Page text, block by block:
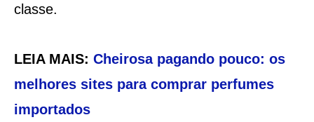
classe.
LEIA MAIS: Cheirosa pagando pouco: os
melhores sites para comprar perfumes
importados